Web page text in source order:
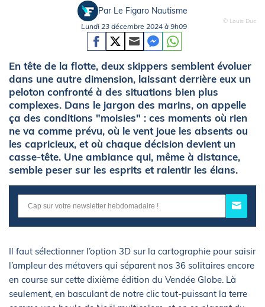
© Louis Duc
Par Le Figaro Nautisme
Lundi 23 décembre 2024 à 9h09
En tête de la flotte, deux skippers semblent évoluer
dans une autre dimension, laissant derrière eux un
peloton confronté à des situations bien plus
complexes. Dans le jargon des marins, on appelle
ça des conditions "moisies" : ces moments où rien
ne va comme prévu, où le vent joue les absents ou
les capricieux, et où chaque décision devient un
casse-tête. Une ambiance qui, même à distance,
semble peser sur les esprits et ralentir les élans.
Il faut sélectionner l’option 3D sur la cartographie pour saisir
l’ampleur des métavers qui séparent nos 36 solitaires encore
en course sur cette dixième édition du Vendée Globe. Là
seulement, en basculant de notre clic tout-puissant la terre